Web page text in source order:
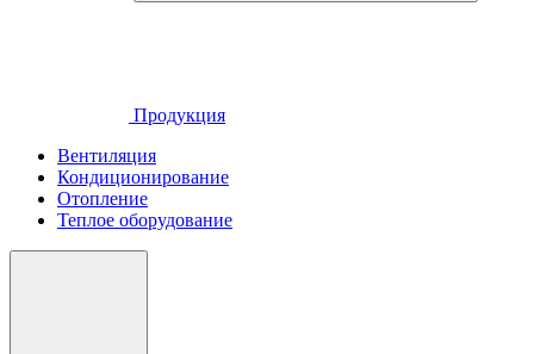
Продукция
Вентиляция
Кондиционирование
Отопление
Теплое оборудование